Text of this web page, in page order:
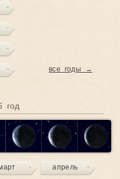
все годы →
год
апрель